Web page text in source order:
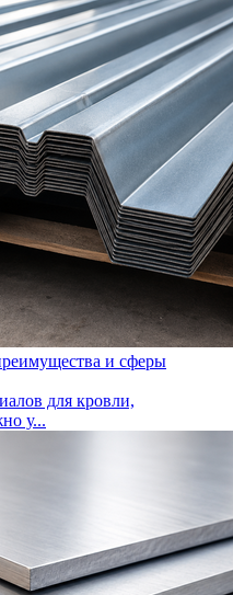
и сферы
для кровли,
у...